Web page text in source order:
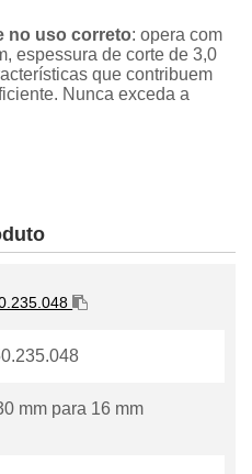
no uso correto: opera com
espessura de corte de 3,0
que contribuem
Nunca exceda a
mm para 16 mm